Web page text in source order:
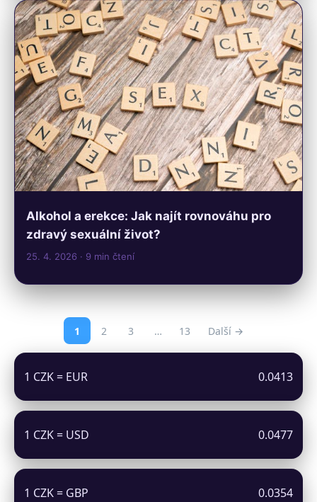
Alkohol a erekce: Jak najít rovnováhu pro
zdravý sexuální život?
25. 4. 2026 · 9 min čtení
1 2 3 … 13 Další →
1 CZK = EUR 0.0413
1 CZK = USD 0.0477
1 CZK = GBP 0.0354